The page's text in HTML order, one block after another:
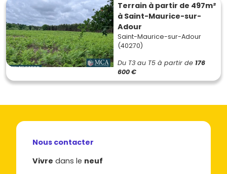
Terrain à partir de 497m²
à Saint-Maurice-sur-
Adour
Saint-Maurice-sur-Adour
(40270)
Du T3 au T5 à partir de 176
600 €
Nous contacter
Vivre dans le neuf